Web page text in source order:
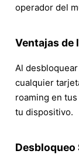
operador del
Ventajas de
Al
cualquier
roaming en
tu dispositivo.
Desbloqueo